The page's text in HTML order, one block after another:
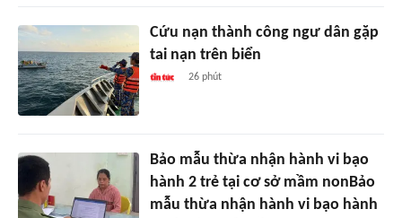
Cứu nạn thành công ngư dân gặp
tai nạn trên biển
26 phút
Bảo mẫu thừa nhận hành vi bạo
hành 2 trẻ tại cơ sở mầm nonBảo
mẫu thừa nhận hành vi bạo hành